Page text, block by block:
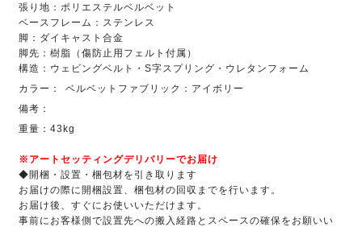
張り地：ポリエステルベルベット
ベースフレーム：ステンレス
脚：ダイキャスト合金
脚先：樹脂（傷防止用フェルト付属）
構造：ウェビングベルト・S字スプリング・ウレタンフォーム
カラー：
ベルベットファブリック：アイボリー
備考：
重量：43kg
※アートセッティングデリバリーでお届け
◆開梱・設置・梱包材を引き取ります
お届けの際に開梱設置、梱包材の回収までを行います。
お届け後、すぐにお使いいただけます。
事前にお客様側で設置先への搬入経路とスペースの確保をお願いい